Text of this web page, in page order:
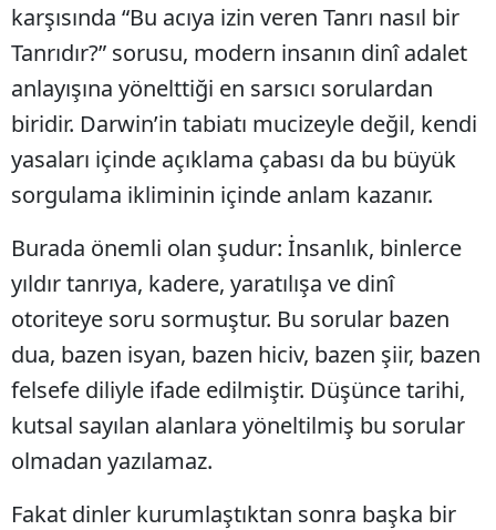
karşısında “Bu acıya izin veren Tanrı nasıl bir
Tanrıdır?” sorusu, modern insanın dinî adalet
anlayışına yönelttiği en sarsıcı sorulardan
biridir. Darwin’in tabiatı mucizeyle değil, kendi
yasaları içinde açıklama çabası da bu büyük
sorgulama ikliminin içinde anlam kazanır.
Burada önemli olan şudur: İnsanlık, binlerce
yıldır tanrıya, kadere, yaratılışa ve dinî
otoriteye soru sormuştur. Bu sorular bazen
dua, bazen isyan, bazen hiciv, bazen şiir, bazen
felsefe diliyle ifade edilmiştir. Düşünce tarihi,
kutsal sayılan alanlara yöneltilmiş bu sorular
olmadan yazılamaz.
Fakat dinler kurumlaştıktan sonra başka bir